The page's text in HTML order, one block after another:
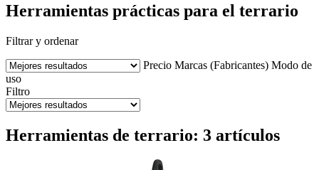
Herramientas prácticas para el terrario
Filtrar y ordenar
Precio Marcas (Fabricantes) Modo de
uso
Filtro
Herramientas de terrario: 3 artículos